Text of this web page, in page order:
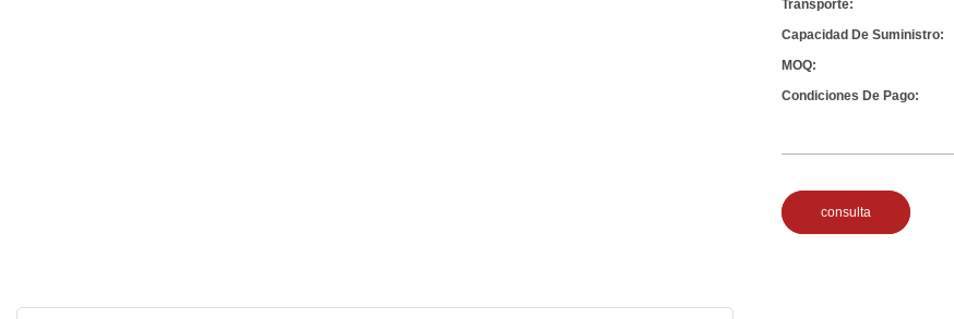
Transporte:
Capacidad De Suministro:
MOQ:
Condiciones De Pago:
consulta